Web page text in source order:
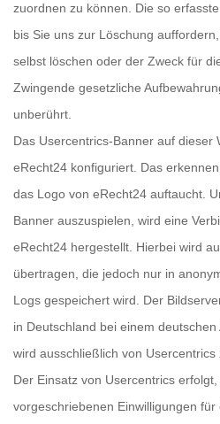
zuordnen zu können. Die so
bis Sie uns zur Löschung
selbst löschen oder der Zweck für
Zwingende gesetzliche
unberührt.
Das Usercentrics-Banner auf dieser
eRecht24 konfiguriert. Das
das Logo von eRecht24 auftaucht.
Banner auszuspielen, wird eine
eRecht24 hergestellt. Hierbei wird
übertragen, die jedoch nur in
Logs gespeichert wird. Der
in Deutschland bei einem
wird ausschließlich von Usercentrics
Der Einsatz von Usercentrics
vorgeschriebenen Einwilligungen